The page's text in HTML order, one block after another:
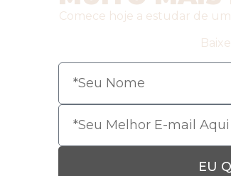
Comece hoje a estudar de
EU